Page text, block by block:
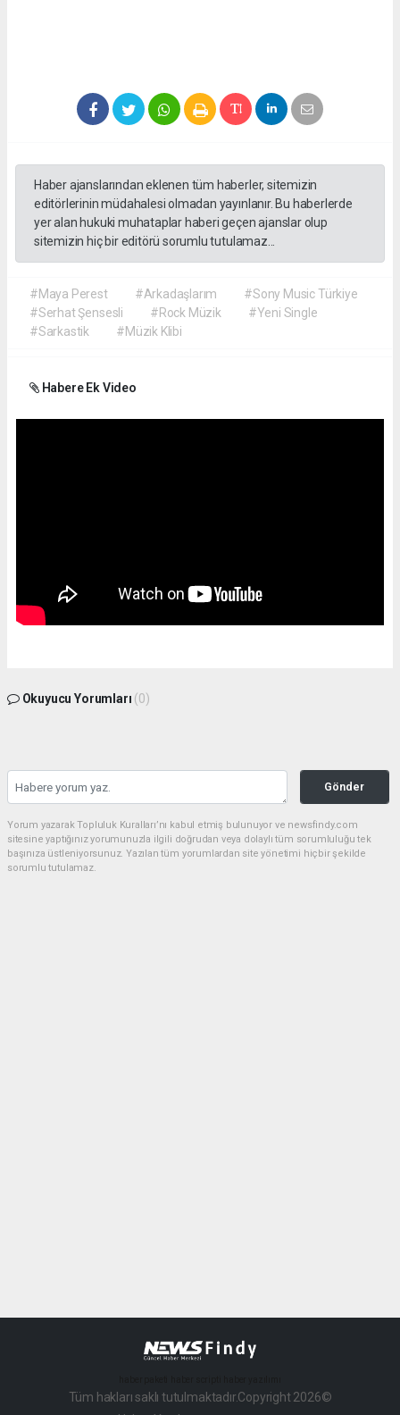
Haber ajanslarından eklenen tüm haberler, sitemizin
editörlerinin müdahalesi olmadan yayınlanır. Bu haberlerde
yer alan hukuki muhataplar haberi geçen ajanslar olup
sitemizin hiç bir editörü sorumlu tutulamaz...
#Maya Perest #Arkadaşlarım
#Sony Music Türkiye
#Serhat Şensesli
#Rock Müzik
#Yeni Single
#Sarkastik
#Müzik Klibi
Habere Ek Video
Okuyucu Yorumları (0)
Gönder
Yorum yazarak Topluluk Kuralları’nı kabul etmiş bulunuyor ve newsfindy.com
sitesine yaptığınız yorumunuzla ilgili doğrudan veya dolaylı tüm sorumluluğu tek
başınıza üstleniyorsunuz. Yazılan tüm yorumlardan site yönetimi hiçbir şekilde
sorumlu tutulamaz.
Tüm hakları saklı tutulmaktadır.Copyright 2026©